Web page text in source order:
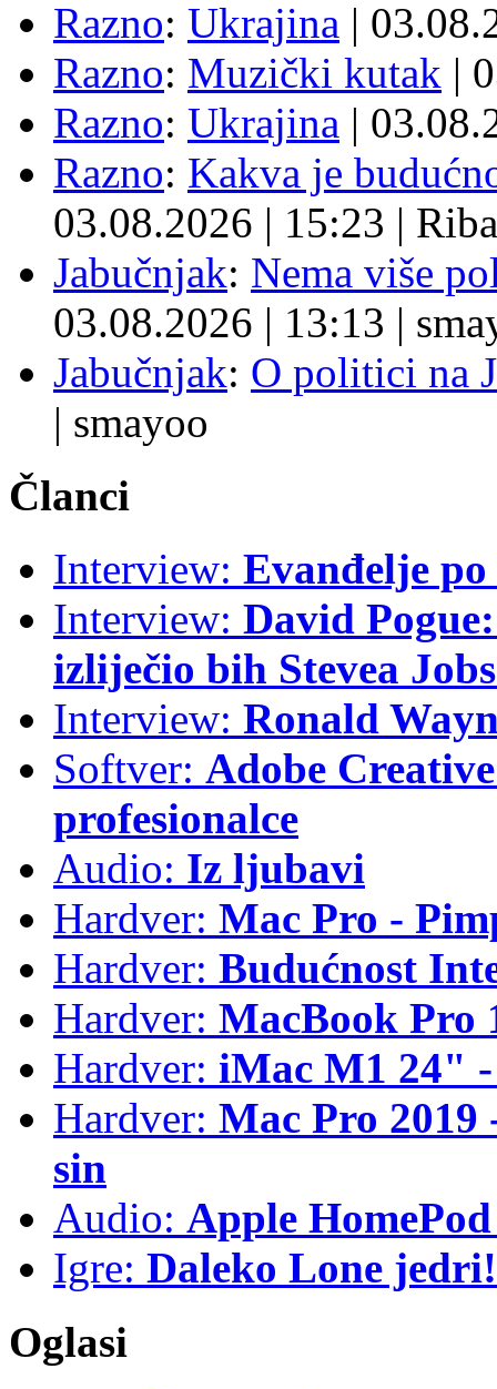
Razno: Ukrajina |
Razno: Muzički kutak |
Razno: Ukrajina |
Razno: Kakva je
03.08.2026 | 15:23 | Riba
Jabučnjak: Nema više
03.08.2026 | 13:13 |
Jabučnjak: O politici na
| smayoo
Članci
Interview: Evanđelje
Interview: David
izliječio bih Stevea
Interview: Ronald
Softver: Adobe
profesionalce
Audio: Iz ljubavi
Hardver: Mac Pro -
Hardver: Budućnost
Hardver: MacBook Pro
Hardver: iMac M1 24"
Hardver: Mac Pro
sin
Audio: Apple
Igre: Daleko Lone jedri!
Oglasi